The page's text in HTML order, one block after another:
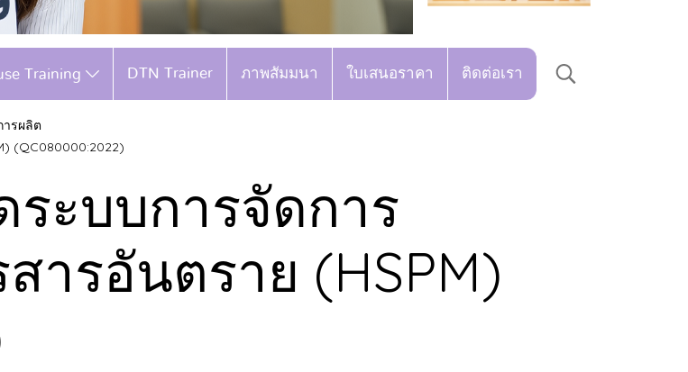
Training DTN Trainer ภาพสัมมนา ใบเสนอราคา ติดต่อเรา
รผลิต
(QC080000:2022)
ะบบการจัดการ
ารอันตราย (HSPM)